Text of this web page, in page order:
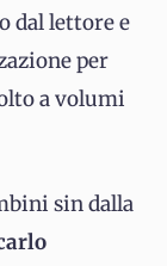
dal lettore e
per
a volumi
sin dalla